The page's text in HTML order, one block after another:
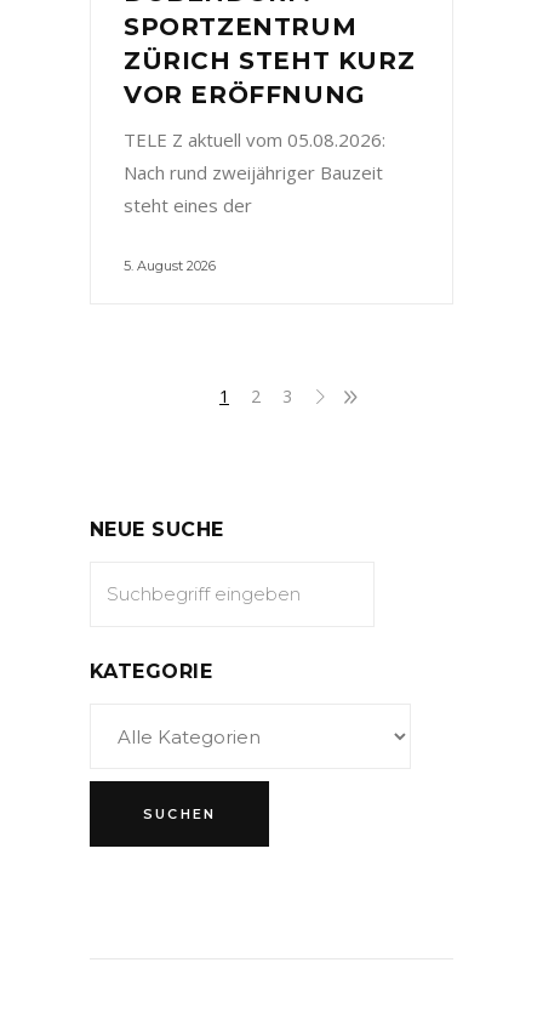
SPORTZENTRUM
ZÜRICH STEHT KURZ
VOR ERÖFFNUNG
TELE Z aktuell vom 05.08.2026:
Nach rund zweijähriger Bauzeit
steht eines der
5. August 2026
1 2 3
NEUE SUCHE
KATEGORIE